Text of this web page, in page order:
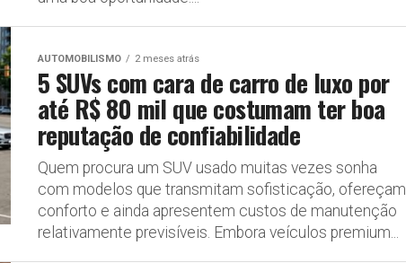
AUTOMOBILISMO 2 meses atrás
5 SUVs com cara de carro de luxo por
até R$ 80 mil que costumam ter boa
reputação de confiabilidade
Quem procura um SUV usado muitas vezes sonha
com modelos que transmitam sofisticação, ofereçam
conforto e ainda apresentem custos de manutenção
relativamente previsíveis. Embora veículos premium...